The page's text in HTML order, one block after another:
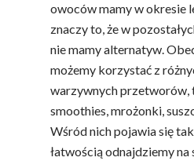
owoców mamy w okresie
znaczy to, że w
nie mamy alternatyw.
możemy korzystać z
warzywnych przetworów,
smoothies, mrożonki,
Wśród nich pojawia się
łatwością odnajdziemy